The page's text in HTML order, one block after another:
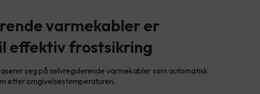
varmekabler er
effektiv frostsikring
seg på selvregulerende varmekabler som automatisk
etter omgivelsestemperaturen.